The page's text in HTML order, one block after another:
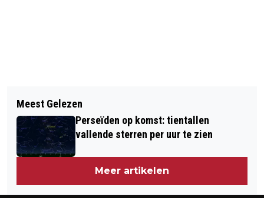
EUROPOL CONFISQUEERT
DOMEINNAMEN VAN ILLEGALE
WEBWINKELS
'ROTTERDAMSE MARKTHAL EEN VAN
DE BESTE VOEDSELMARKTEN VAN
EUROPA'
Meest Gelezen
Perseïden op komst: tientallen
vallende sterren per uur te zien
Meer artikelen